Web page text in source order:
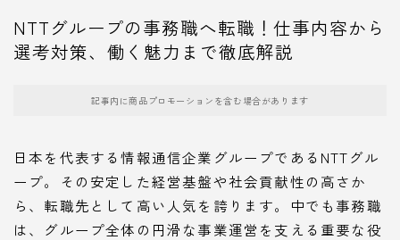
NTTグループの事務職へ転職！仕事内容から
選考対策、働く魅力まで徹底解説
記事内に商品プロモーションを含む場合があります
日本を代表する情報通信企業グループであるNTTグル
ープ。その安定した経営基盤や社会貢献性の高さか
ら、転職先として高い人気を誇ります。中でも事務職
は、グループ全体の円滑な事業運営を支える重要な役